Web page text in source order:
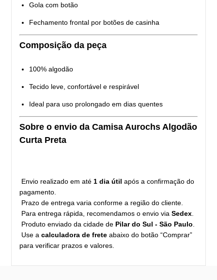
Gola com botão
Fechamento frontal por botões de casinha
Composição da peça
100% algodão
Tecido leve, confortável e respirável
Ideal para uso prolongado em dias quentes
Sobre o envio da Camisa Aurochs Algodão
Curta Preta
Envio realizado em até 1 dia útil após a confirmação do
pagamento.
Prazo de entrega varia conforme a região do cliente.
Para entrega rápida, recomendamos o envio via Sedex
Produto enviado da cidade de Pilar do Sul - São Paulo
Use a calculadora de frete abaixo do botão “Comprar”
para verificar prazos e valores.